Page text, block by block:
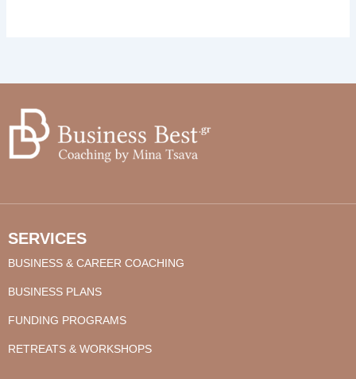
SERVICES
BUSINESS & CAREER COACHING
BUSINESS PLANS
FUNDING PROGRAMS
RETREATS & WORKSHOPS